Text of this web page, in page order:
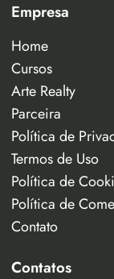
Empresa
Home
Cursos
Arte Realty
Parceira
Política de
Termos de Uso
Política de
Política de
Contato
Contatos